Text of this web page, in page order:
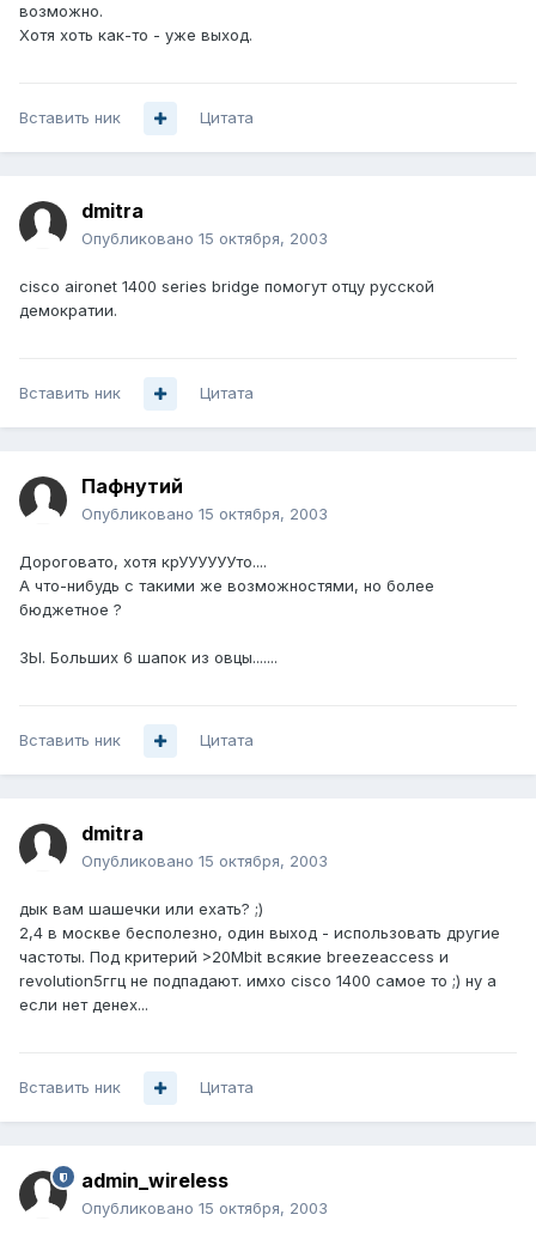
возможно.
Хотя хоть как-то - уже выход.
Вставить ник Цитата
dmitra
Опубликовано 15 октября, 2003
cisco aironet 1400 series bridge помогут отцу русской
демократии.
Вставить ник Цитата
Пафнутий
Опубликовано 15 октября, 2003
Дороговато, хотя крУУУУУУто....
А что-нибудь с такими же возможностями, но более
бюджетное ?
ЗЫ. Больших 6 шапок из овцы.......
Вставить ник Цитата
dmitra
Опубликовано 15 октября, 2003
дык вам шашечки или ехать? ;)
2,4 в москве бесполезно, один выход - использовать другие
частоты. Под критерий >20Mbit всякие breezeaccess и
revolution5ггц не подпадают. имхо cisco 1400 самое то ;) ну а
если нет денех...
Вставить ник Цитата
admin_wireless
Опубликовано 15 октября, 2003